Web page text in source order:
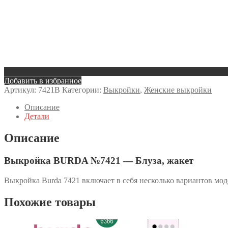
Добавить в избранное
Артикул: 7421B Категории: Выкройки, Женские выкройки
Описание
Детали
Описание
Выкройка BURDA №7421 — Блуза, жакет
Выкройка Burda 7421 включает в себя несколько вариантов
Похожие товары